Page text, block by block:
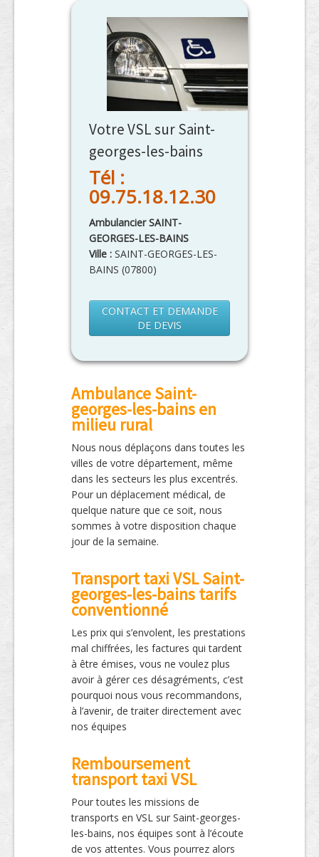
Votre VSL sur Saint-
georges-les-bains
Tél :
09.75.18.12.30
Ambulancier SAINT-
GEORGES-LES-BAINS
Ville : SAINT-GEORGES-LES-
BAINS (07800)
CONTACT ET DEMANDE
DE DEVIS
Ambulance Saint-
georges-les-bains en
milieu rural
Nous nous déplaçons dans toutes les
villes de votre département, même
dans les secteurs les plus excentrés.
Pour un déplacement médical, de
quelque nature que ce soit, nous
sommes à votre disposition chaque
jour de la semaine.
Transport taxi VSL Saint-
georges-les-bains tarifs
conventionné
Les prix qui s’envolent, les prestations
mal chiffrées, les factures qui tardent
à être émises, vous ne voulez plus
avoir à gérer ces désagréments, c’est
pourquoi nous vous recommandons,
à l’avenir, de traiter directement avec
nos équipes
Remboursement
transport taxi VSL
Pour toutes les missions de
transports en VSL sur Saint-georges-
les-bains, nos équipes sont à l’écoute
de vos attentes. Vous pourrez alors